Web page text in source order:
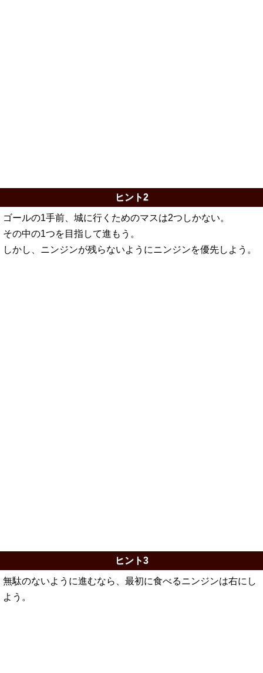
ヒント2
ゴールの1手前、城に行くためのマスは2つしかない。
その中の1つを目指して進もう。
しかし、ニンジンが残らないようにニンジンを優先しよう。
ヒント3
無駄のないように進むなら、最初に食べるニンジンは右にし
よう。